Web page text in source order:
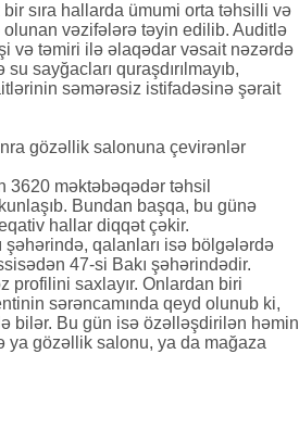
sıra hallarda ümumi orta təhsilli və
vəzifələrə təyin edilib. Auditlə
və təmiri ilə əlaqədar vəsait nəzərdə
sayğacları quraşdırılmayıb,
səmərəsiz istifadəsinə şərait
gözəllik salonuna çevirənlər
3620 məktəbəqədər təhsil
Bundan başqa, bu günə
hallar diqqət çəkir.
şəhərində, qalanları isə bölgələrdə
47-si Bakı şəhərindədir.
profilini saxlayır. Onlardan biri
sərəncamında qeyd olunub ki,
bilər. Bu gün isə özəlləşdirilən həmin
ya gözəllik salonu, ya da mağaza